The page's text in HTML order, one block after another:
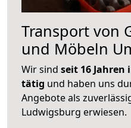
Transport von
und Möbeln
Wir sind seit 16 Jahren
tätig und haben uns
Angebote als
Ludwigsburg erwiesen.